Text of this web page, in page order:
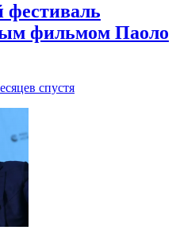
фестиваль
фильмом Паоло
спустя